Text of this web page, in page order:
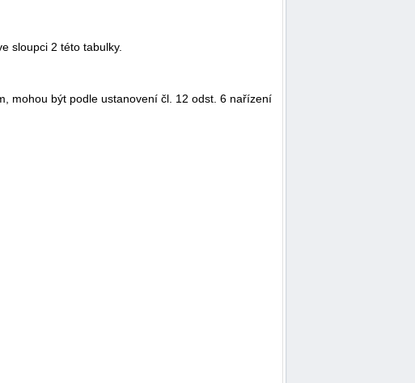
sloupci 2 této tabulky.
mohou být podle ustanovení čl. 12 odst. 6 nařízení